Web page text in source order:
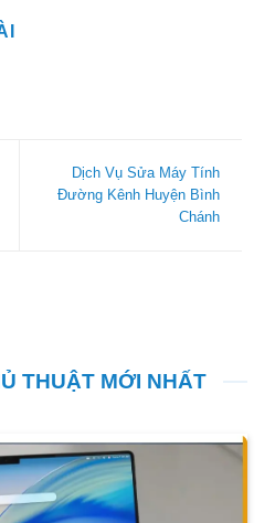
Dịch Vụ Sửa Máy Tính
Đường Kênh Huyện Bình
Chánh
THUẬT MỚI NHẤT